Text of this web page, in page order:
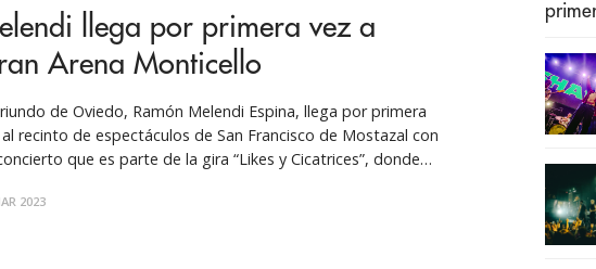
llega por primera vez a
Arena Monticello
de Oviedo, Ramón Melendi Espina, llega por primera
recinto de espectáculos de San Francisco de Mostazal con
que es parte de la gira “Likes y Cicatrices”, donde
éxitos. La cita con los chilenos
2023